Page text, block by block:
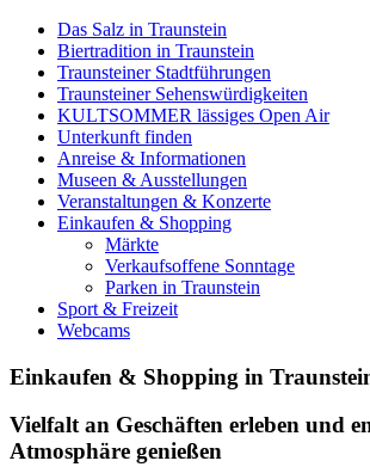
Das Salz in Traunstein
Biertradition in Traunstein
Traunsteiner Stadtführungen
Traunsteiner Sehenswürdigkeiten
KULTSOMMER lässiges Open Air
Unterkunft finden
Anreise & Informationen
Museen & Ausstellungen
Veranstaltungen & Konzerte
Einkaufen & Shopping
Märkte
Verkaufsoffene Sonntage
Parken in Traunstein
Sport & Freizeit
Webcams
Einkaufen & Shopping in
Vielfalt an Geschäften erleben und
Atmosphäre genießen